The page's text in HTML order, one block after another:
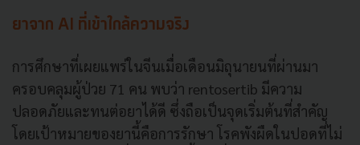
ยาจาก AI ที่เข้าใกล้ความจริง
การศึกษาที่เผยแพร่ในจีนเมื่อเดือนมิถุนายนที่ผ่านมา
ครอบคลุมผู้ป่วย 71 คน พบว่า rentosertib มีความ
ปลอดภัยและทนต่อยาได้ดี ซึ่งถือเป็นจุดเริ่มต้นที่สำคัญ
โดยเป้าหมายของยานี้คือการรักษา โรคพังผืดในปอดที่ไม่